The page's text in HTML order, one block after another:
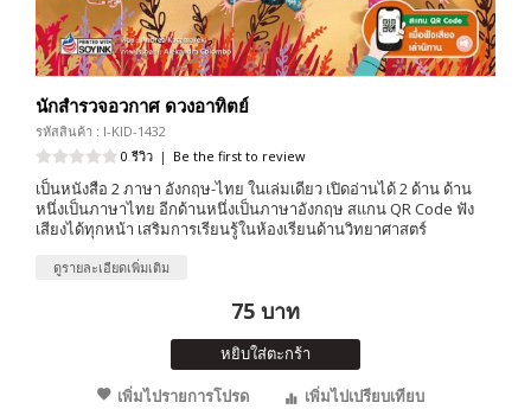
นักสำรวจอวกาศ ดวงอาทิตย์
รหัสสินค้า : I-KID-1432
0 รีวิว | Be the first to review
เป็นหนังสือ 2 ภาษา อังกฤษ-ไทย ในเล่มเดียว เปิดอ่านได้ 2 ด้าน ด้าน
หนึ่งเป็นภาษาไทย อีกด้านหนึ่งเป็นภาษาอังกฤษ สแกน QR Code ฟัง
เสียงได้ทุกหน้า เสริมการเรียนรู้ในห้องเรียนด้านวิทยาศาสตร์
ดูรายละเอียดเพิ่มเติม
75 บาท
หยิบใส่ตะกร้า
เพิ่มไปรายการโปรด
เพิ่มไปเปรียบเทียบ